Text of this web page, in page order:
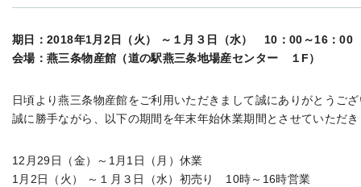
期日：2018年1月2日（火） ～１月３日（水） 10：00～16：00
会場：燕三条物産館（道の駅燕三条地場産センター １F）
日頃より燕三条物産館をご利用いただきまして誠にありがとうご
誠に勝手ながら、以下の期間を年末年始休業期間とさせていただ
12月29日（金）～1月1日（月）休業
1月2日（火） ～１月３日（水）初売り 10時～16時営業